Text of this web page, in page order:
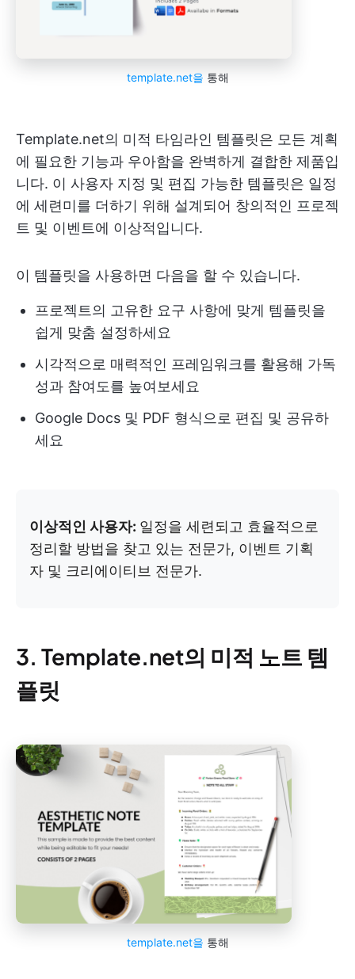
template.net을 통해
Template.net의 미적 타임라인 템플릿은 모든 계획
에 필요한 기능과 우아함을 완벽하게 결합한 제품입
니다. 이 사용자 지정 및 편집 가능한 템플릿은 일정
에 세련미를 더하기 위해 설계되어 창의적인 프로젝
트 및 이벤트에 이상적입니다.
이 템플릿을 사용하면 다음을 할 수 있습니다.
프로젝트의 고유한 요구 사항에 맞게 템플릿을
쉽게 맞춤 설정하세요
시각적으로 매력적인 프레임워크를 활용해 가독
성과 참여도를 높여보세요
Google Docs 및 PDF 형식으로 편집 및 공유하
세요
이상적인 사용자: 일정을 세련되고 효율적으로
정리할 방법을 찾고 있는 전문가, 이벤트 기획
자 및 크리에이티브 전문가.
3. Template.net의 미적 노트 템
플릿
template.net을 통해